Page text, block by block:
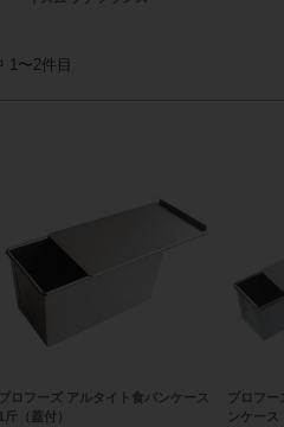
1〜2件目
プロフーズ アルタイト食パンケース
1斤（蓋付）
プロフー
ンケース